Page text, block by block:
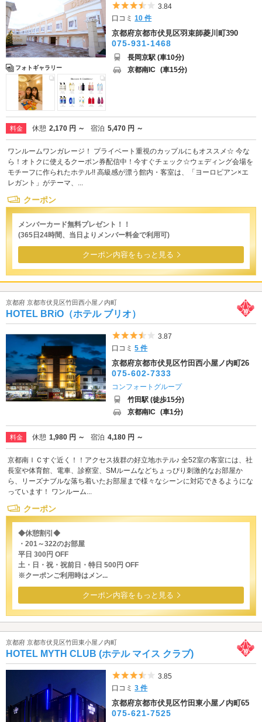
フォトギャラリー
5つ星のうち3.5
3.84
口コミ10 件
京都府京都市伏見区羽束師菱川町390
075-931-1468
長岡京駅 (車10分)
京都南IC (車15分)
料金 休憩 2,170 円 ～ 宿泊 5,470 円 ～
ワンルームワンガレージ！ プライベート重視のカップルにもオススメ☆ 今な
ら！オトクに使えるクーポン券配信中！今すぐチェック☆ウェディング会場を
モチーフに作られたホテル!! 高級感が漂う館内・客室は、「ヨーロピアン×エ
レガント」がテーマ、...
クーポン
メンバーカード無料プレゼント！！
(365日24時間、当日よりメンバー料金で利用可)
クーポン内容をもっと見る
京都府 京都市伏見区竹田西小屋ノ内町
HOTEL BRiO（ホテル ブリオ）
5つ星のうち3.5
3.87
口コミ5 件
京都府京都市伏見区竹田西小屋ノ内町26
075-602-7333
コンフォートグループ
竹田駅 (徒歩15分)
京都南IC (車1分)
料金 休憩 1,980 円 ～ 宿泊 4,180 円 ～
京都南ＩＣすぐ近く！！アクセス抜群の好立地ホテル♪ 全52室の客室には、社
長室や体育館、電車、診察室、SMルームなどちょっぴり刺激的なお部屋か
ら、リーズナブルな落ち着いたお部屋まで様々なシーンに対応できるようにな
っています！ ワンルーム...
クーポン
◆休憩割引◆
・201～322のお部屋
平日 300円 OFF
土・日・祝・祝前日・特日 500円 OFF
※クーポンご利用時はメン...
クーポン内容をもっと見る
京都府 京都市伏見区竹田東小屋ノ内町
HOTEL MYTH CLUB (ホテル マイス クラブ)
5つ星のうち3.5
3.85
口コミ3 件
京都府京都市伏見区竹田東小屋ノ内町65
075-621-7525